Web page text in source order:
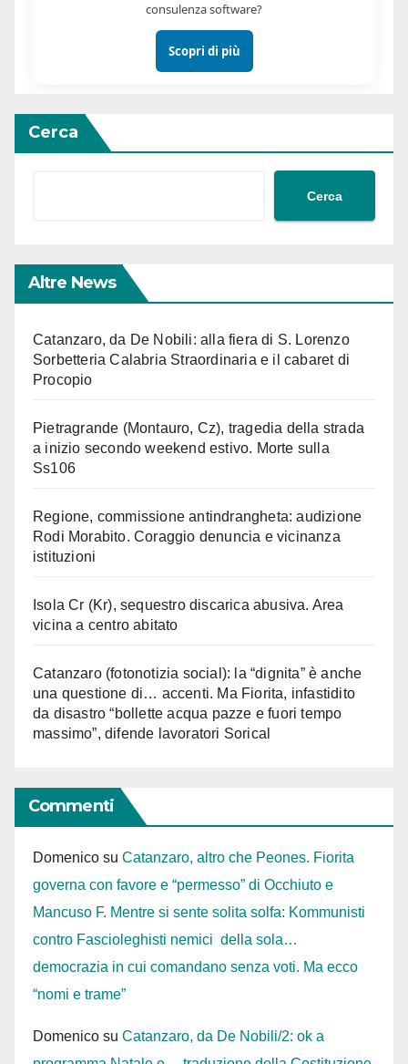
Cerca
Cerca
Altre News
Catanzaro, da De Nobili: alla fiera di S. Lorenzo
Sorbetteria Calabria Straordinaria e il cabaret di
Procopio
Pietragrande (Montauro, Cz), tragedia della strada
a inizio secondo weekend estivo. Morte sulla
Ss106
Regione, commissione antindrangheta: audizione
Rodi Morabito. Coraggio denuncia e vicinanza
istituzioni
Isola Cr (Kr), sequestro discarica abusiva. Area
vicina a centro abitato
Catanzaro (fotonotizia social): la “dignita” è anche
una questione di… accenti. Ma Fiorita, infastidito
da disastro “bollette acqua pazze e fuori tempo
massimo”, difende lavoratori Sorical
Commenti
Domenico su Catanzaro, altro che Peones. Fiorita
governa con favore e “permesso” di Occhiuto e
Mancuso F. Mentre si sente solita solfa: Kommunisti
contro Fascioleghisti nemici della sola…
democrazia in cui comandano senza voti. Ma ecco
“nomi e trame”
Domenico su Catanzaro, da De Nobili/2: ok a
consulenza software?
Scopri di più